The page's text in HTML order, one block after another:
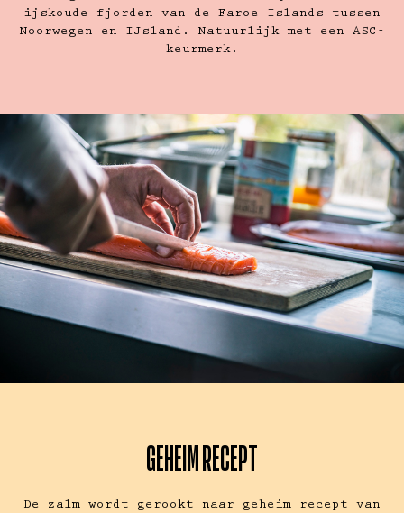
ijskoude fjorden van de Faroe Islands tussen
Noorwegen en IJsland. Natuurlijk met een ASC-
keurmerk.
GEHEIM RECEPT
De zalm wordt gerookt naar geheim recept van